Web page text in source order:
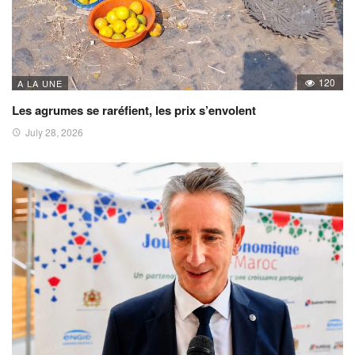
A LA UNE 120
Les agrumes se raréfient, les prix s’envolent
July 28, 2026